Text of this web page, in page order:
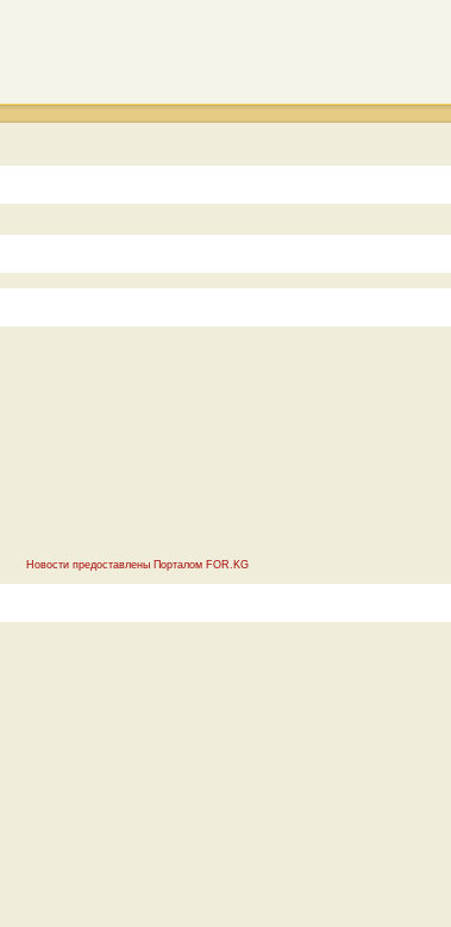
Новости предоставлены Порталом FOR.KG